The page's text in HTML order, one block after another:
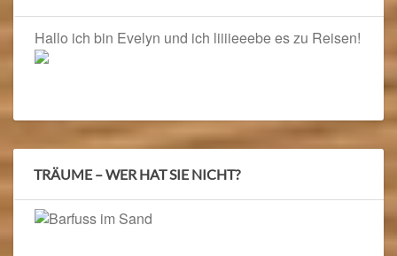
Hallo ich bin Evelyn und ich liiiieeebe es zu Reisen!
TRÄUME – WER HAT SIE NICHT?